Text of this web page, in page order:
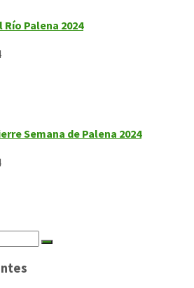
Palena 2024
Semana de Palena 2024